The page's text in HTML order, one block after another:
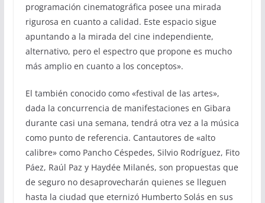
programación cinematográfica posee una mirada
rigurosa en cuanto a calidad. Este espacio sigue
apuntando a la mirada del cine independiente,
alternativo, pero el espectro que propone es mucho
más amplio en cuanto a los conceptos».
El también conocido como «festival de las artes»,
dada la concurrencia de manifestaciones en Gibara
durante casi una semana, tendrá otra vez a la música
como punto de referencia. Cantautores de «alto
calibre» como Pancho Céspedes, Silvio Rodríguez, Fito
Páez, Raúl Paz y Haydée Milanés, son propuestas que
de seguro no desaprovecharán quienes se lleguen
hasta la ciudad que eternizó Humberto Solás en sus